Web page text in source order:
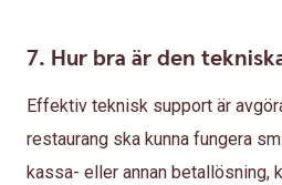
7. Hur bra är den
Effektiv teknisk support är
restaurang ska kunna fungera
kassa- eller annan betallösning,